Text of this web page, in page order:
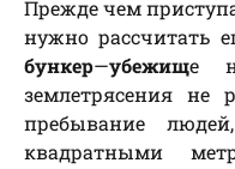
Прежде чем
нужно рассчитать
бункер—убежище
землетрясения не
пребывание
квадратными